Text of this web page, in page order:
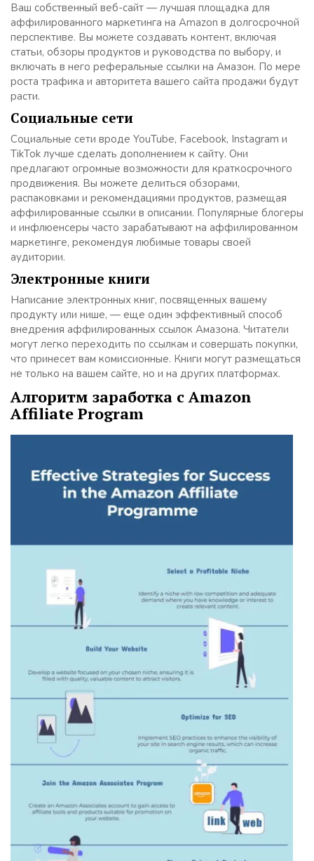
Ваш собственный веб-сайт — лучшая площадка для
аффилированного маркетинга на Amazon в долгосрочной
перспективе. Вы можете создавать контент, включая
статьи, обзоры продуктов и руководства по выбору, и
включать в него реферальные ссылки на Амазон. По мере
роста трафика и авторитета вашего сайта продажи будут
расти.
Социальные сети
Социальные сети вроде YouTube, Facebook, Instagram и
TikTok лучше сделать дополнением к сайту. Они
предлагают огромные возможности для краткосрочного
продвижения. Вы можете делиться обзорами,
распаковками и рекомендациями продуктов, размещая
аффилированные ссылки в описании. Популярные блогеры
и инфлюенсеры часто зарабатывают на аффилированном
маркетинге, рекомендуя любимые товары своей
аудитории.
Электронные книги
Написание электронных книг, посвященных вашему
продукту или нише, — еще один эффективный способ
внедрения аффилированных ссылок Амазона. Читатели
могут легко переходить по ссылкам и совершать покупки,
что принесет вам комиссионные. Книги могут размещаться
не только на вашем сайте, но и на других платформах.
Алгоритм заработка с Amazon
Affiliate Program